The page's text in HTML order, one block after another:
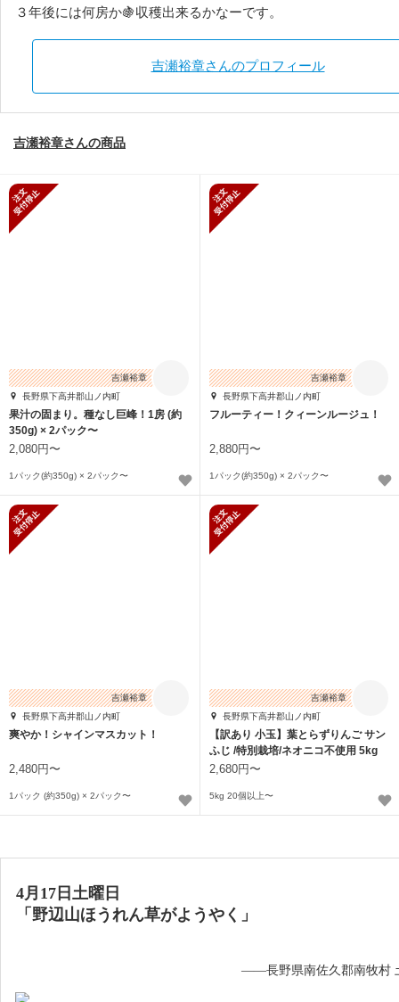
３年後には何房か🍇収穫出来るかなーです。
吉瀬裕章さんのプロフィール
吉瀬裕章さんの商品
吉瀬裕章
長野県下高井郡山ノ内町
果汁の固まり。種なし巨峰！1房 (約
350g) × 2パック〜
2,080円〜
1パック(約350g) × 2パック〜
吉瀬裕章
長野県下高井郡山ノ内町
フルーティー！クィーンルージュ！
2,880円〜
1パック(約350g) × 2パック〜
吉瀬裕章
長野県下高井郡山ノ内町
爽やか！シャインマスカット！
2,480円〜
1パック (約350g) × 2パック〜
吉瀬裕章
長野県下高井郡山ノ内町
【訳あり 小玉】葉とらずりんご サン
ふじ /特別栽培/ネオニコ不使用 5kg
2,680円〜
5kg 20個以上〜
4月17日土曜日
「野辺山ほうれん草がようやく」
——長野県南佐久郡南牧村